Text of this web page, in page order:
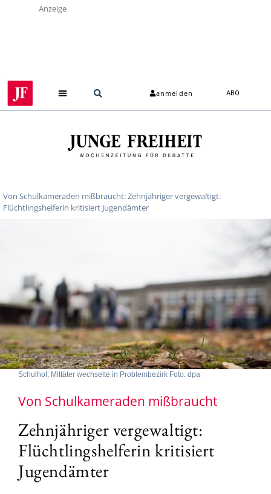
Anzeige
anmelden ABO
Von Schulkameraden mißbraucht: Zehnjähriger vergewaltigt:
Flüchtlingshelferin kritisiert Jugendämter
Schulhof: Mittäter wechselte in Problembezirk Foto: dpa
Von Schulkameraden mißbraucht
Zehnjähriger vergewaltigt:
Flüchtlingshelferin kritisiert
Jugendämter